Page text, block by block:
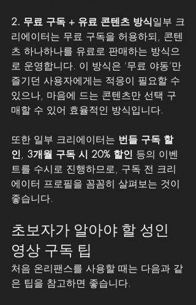
2. 무료 구독 + 유료 콘텐츠 방식일부 크
리에이터는 무료 구독을 허용하되, 콘텐
츠 하나하나를 유료로 판매하는 방식으
로 운영합니다. 이 방식은 ‘무료 야동’만
즐기던 사용자에게는 적응이 필요할 수
있으나, 마음에 드는 콘텐츠만 선택 구
매할 수 있어 효율적인 방식입니다.
또한 일부 크리에이터는 번들 구독 할
인, 3개월 구독 시 20% 할인 등의 이벤
트를 수시로 진행하므로, 구독 전 크리
에이터 프로필을 꼼꼼히 살펴보는 것이
좋습니다.
초보자가 알아야 할 성인
영상 구독 팁
처음 온리팬스를 사용할 때는 다음과 같
은 팁을 참고하면 좋습니다.